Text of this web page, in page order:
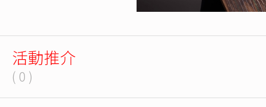
活動推介
( 0 )